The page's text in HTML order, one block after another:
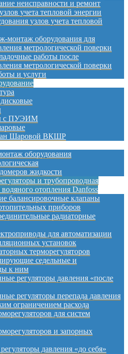
неисправности и ремонт
учета тепловой энергии
узлов учета тепловой
монтаж оборудования для
метрологической поверки
работы после
метрологической поверки
и услуги
с ПУЭИМ
Шаровой ВКШР
оборудования
жидкости
и трубопроводная
отопления Danfoss
балансировочные клапаны
приборов
радиаторные
для автоматизации
установок
терморегуляторов
седельные и
к ним
регуляторы давления «после
регуляторы перепада давления
ограничением расхода
для систем
и запорных
давления «до себя»